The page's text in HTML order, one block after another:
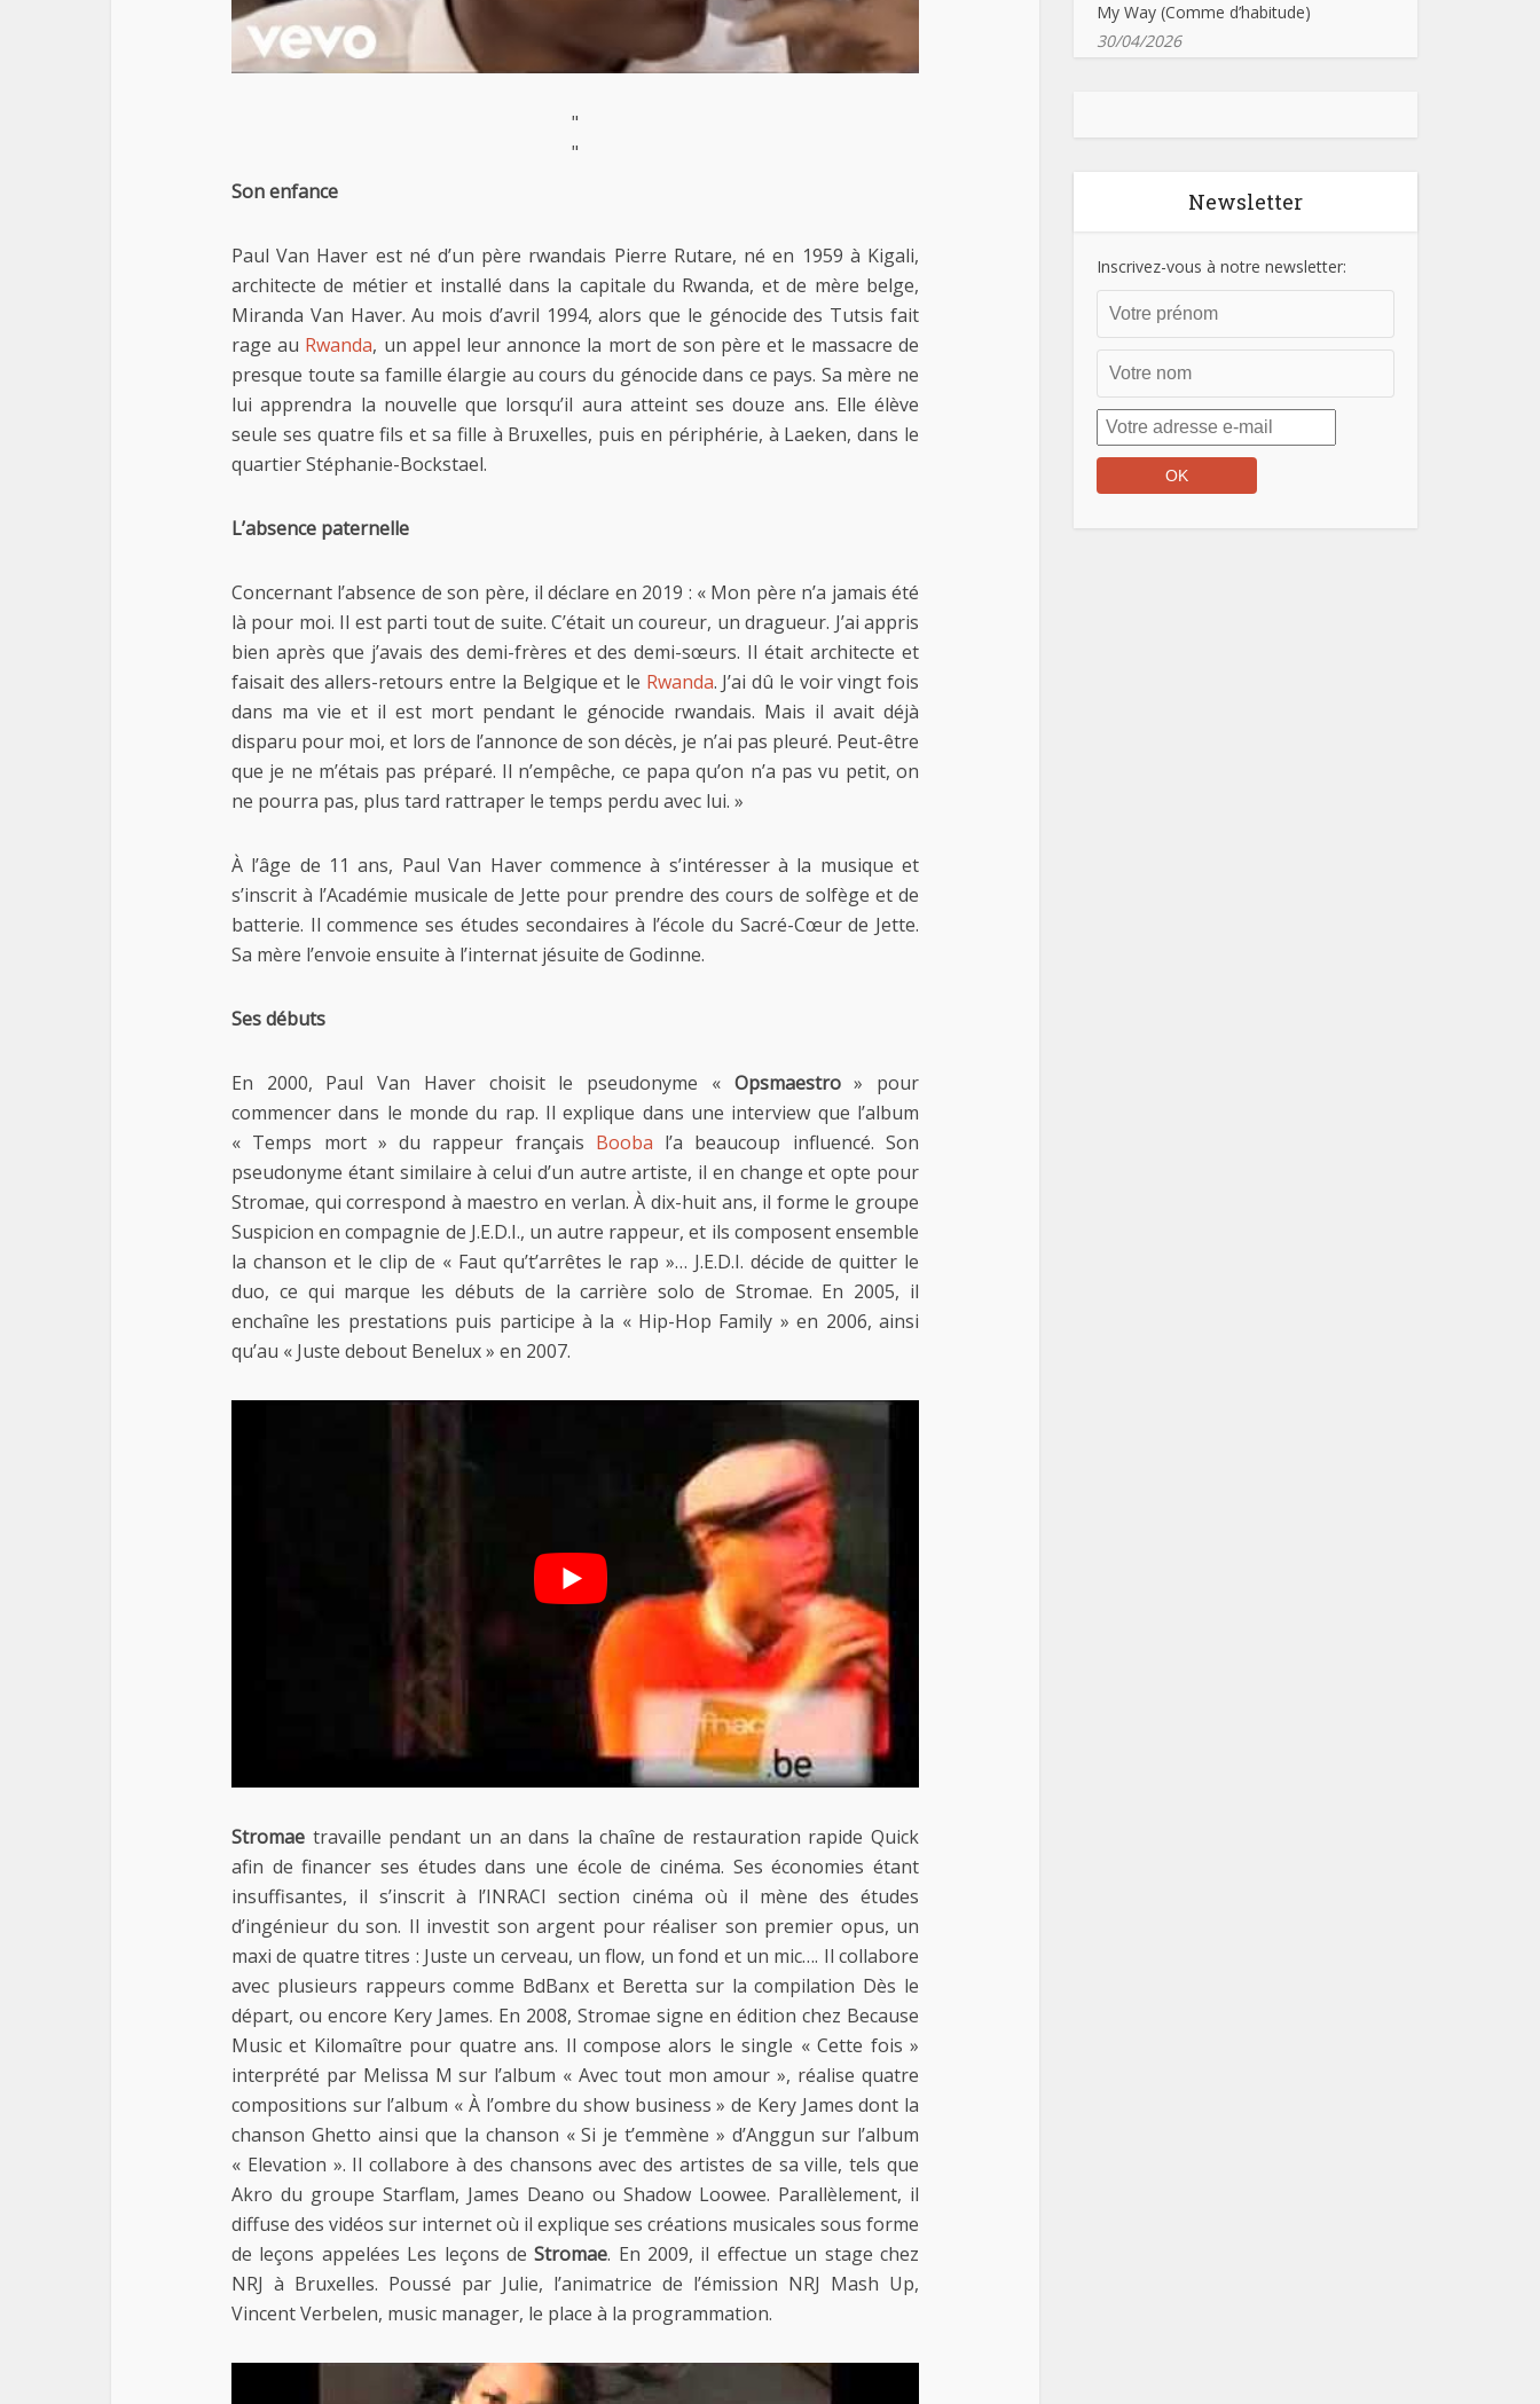
"
"
Son enfance
Paul Van Haver est né d’un père rwandais Pierre Rutare, né en 1959 à Kigali,
architecte de métier et installé dans la capitale du Rwanda, et de mère belge,
Miranda Van Haver. Au mois d’avril 1994, alors que le génocide des Tutsis fait
rage au Rwanda, un appel leur annonce la mort de son père et le massacre de
presque toute sa famille élargie au cours du génocide dans ce pays. Sa mère ne
lui apprendra la nouvelle que lorsqu’il aura atteint ses douze ans. Elle élève
seule ses quatre fils et sa fille à Bruxelles, puis en périphérie, à Laeken, dans le
quartier Stéphanie-Bockstael.
L’absence paternelle
Concernant l’absence de son père, il déclare en 2019 : « Mon père n’a jamais été
là pour moi. Il est parti tout de suite. C’était un coureur, un dragueur. J’ai appris
bien après que j’avais des demi-frères et des demi-sœurs. Il était architecte et
faisait des allers-retours entre la Belgique et le Rwanda. J’ai dû le voir vingt fois
dans ma vie et il est mort pendant le génocide rwandais. Mais il avait déjà
disparu pour moi, et lors de l’annonce de son décès, je n’ai pas pleuré. Peut-être
que je ne m’étais pas préparé. Il n’empêche, ce papa qu’on n’a pas vu petit, on
ne pourra pas, plus tard rattraper le temps perdu avec lui. »
À l’âge de 11 ans, Paul Van Haver commence à s’intéresser à la musique et
s’inscrit à l’Académie musicale de Jette pour prendre des cours de solfège et de
batterie. Il commence ses études secondaires à l’école du Sacré-Cœur de Jette.
Sa mère l’envoie ensuite à l’internat jésuite de Godinne.
Ses débuts
En 2000, Paul Van Haver choisit le pseudonyme « Opsmaestro» pour
commencer dans le monde du rap. Il explique dans une interview que l’album
« Temps mort » du rappeur français Booba l’a beaucoup influencé. Son
pseudonyme étant similaire à celui d’un autre artiste, il en change et opte pour
Stromae, qui correspond à maestro en verlan. À dix-huit ans, il forme le groupe
Suspicion en compagnie de J.E.D.I., un autre rappeur, et ils composent ensemble
la chanson et le clip de « Faut qu’t’arrêtes le rap »… J.E.D.I. décide de quitter le
duo, ce qui marque les débuts de la carrière solo de Stromae. En 2005, il
enchaîne les prestations puis participe à la « Hip-Hop Family » en 2006, ainsi
qu’au « Juste debout Benelux » en 2007.
Stromae travaille pendant un an dans la chaîne de restauration rapide Quick
afin de financer ses études dans une école de cinéma. Ses économies étant
insuffisantes, il s’inscrit à l’INRACI section cinéma où il mène des études
d’ingénieur du son. Il investit son argent pour réaliser son premier opus, un
maxi de quatre titres : Juste un cerveau, un flow, un fond et un mic…. Il collabore
avec plusieurs rappeurs comme BdBanx et Beretta sur la compilation Dès le
départ, ou encore Kery James. En 2008, Stromae signe en édition chez Because
Music et Kilomaître pour quatre ans. Il compose alors le single « Cette fois »
interprété par Melissa M sur l’album « Avec tout mon amour », réalise quatre
compositions sur l’album « À l’ombre du show business » de Kery James dont la
chanson Ghetto ainsi que la chanson « Si je t’emmène » d’Anggun sur l’album
« Elevation ». Il collabore à des chansons avec des artistes de sa ville, tels que
Akro du groupe Starflam, James Deano ou Shadow Loowee. Parallèlement, il
diffuse des vidéos sur internet où il explique ses créations musicales sous forme
de leçons appelées Les leçons deStromae. En 2009, il effectue un stage chez
NRJ à Bruxelles. Poussé par Julie, l’animatrice de l’émission NRJ Mash Up,
Vincent Verbelen, music manager, le place à la programmation.
My Way (Comme d’habitude)
30/04/2026
Newsletter
Inscrivez-vous à notre newsletter: